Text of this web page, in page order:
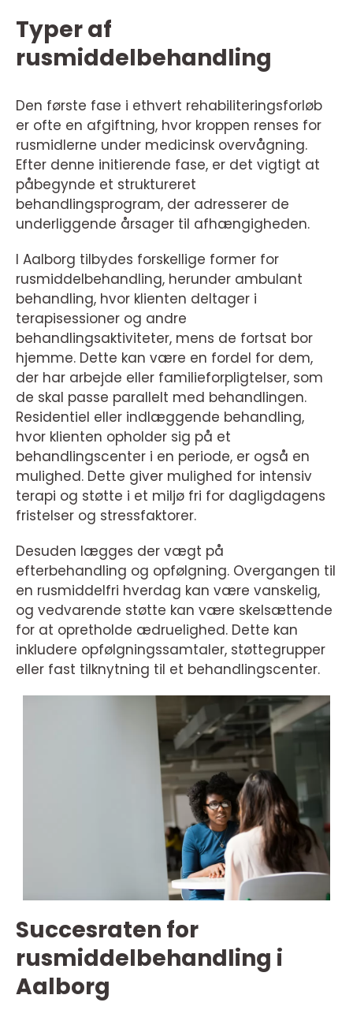
Typer af
rusmiddelbehandling
Den første fase i ethvert rehabiliteringsforløb
er ofte en afgiftning, hvor kroppen renses for
rusmidlerne under medicinsk overvågning.
Efter denne initierende fase, er det vigtigt at
påbegynde et struktureret
behandlingsprogram, der adresserer de
underliggende årsager til afhængigheden.
I Aalborg tilbydes forskellige former for
rusmiddelbehandling, herunder ambulant
behandling, hvor klienten deltager i
terapisessioner og andre
behandlingsaktiviteter, mens de fortsat bor
hjemme. Dette kan være en fordel for dem,
der har arbejde eller familieforpligtelser, som
de skal passe parallelt med behandlingen.
Residentiel eller indlæggende behandling,
hvor klienten opholder sig på et
behandlingscenter i en periode, er også en
mulighed. Dette giver mulighed for intensiv
terapi og støtte i et miljø fri for dagligdagens
fristelser og stressfaktorer.
Desuden lægges der vægt på
efterbehandling og opfølgning. Overgangen til
en rusmiddelfri hverdag kan være vanskelig,
og vedvarende støtte kan være skelsættende
for at opretholde ædruelighed. Dette kan
inkludere opfølgningssamtaler, støttegrupper
eller fast tilknytning til et behandlingscenter.
Succesraten for
rusmiddelbehandling i
Aalborg